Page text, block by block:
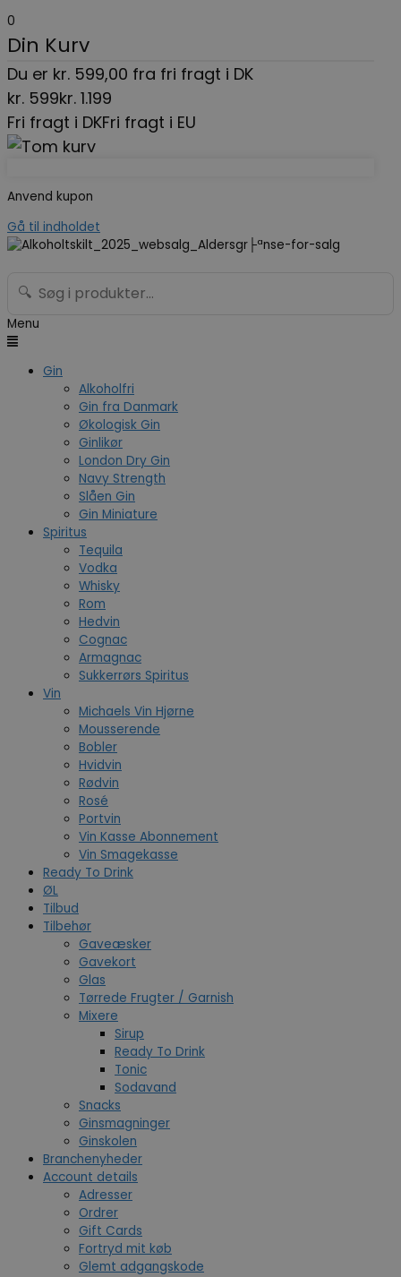
0
Din Kurv
Du er kr. 599,00 fra fri fragt i DK
kr. 599kr. 1.199
Fri fragt i DKFri fragt i EU
Anvend kupon
Gå til indholdet
🔍
Menu
Gin
Alkoholfri
Gin fra Danmark
Økologisk Gin
Ginlikør
London Dry Gin
Navy Strength
Slåen Gin
Gin Miniature
Spiritus
Tequila
Vodka
Whisky
Rom
Hedvin
Cognac
Armagnac
Sukkerrørs Spiritus
Vin
Michaels Vin Hjørne
Mousserende
Bobler
Hvidvin
Rødvin
Rosé
Portvin
Vin Kasse Abonnement
Vin Smagekasse
Ready To Drink
ØL
Tilbud
Tilbehør
Gaveæsker
Gavekort
Glas
Tørrede Frugter / Garnish
Mixere
Sirup
Ready To Drink
Tonic
Sodavand
Snacks
Ginsmagninger
Ginskolen
Branchenyheder
Account details
Adresser
Ordrer
Gift Cards
Fortryd mit køb
Glemt adgangskode